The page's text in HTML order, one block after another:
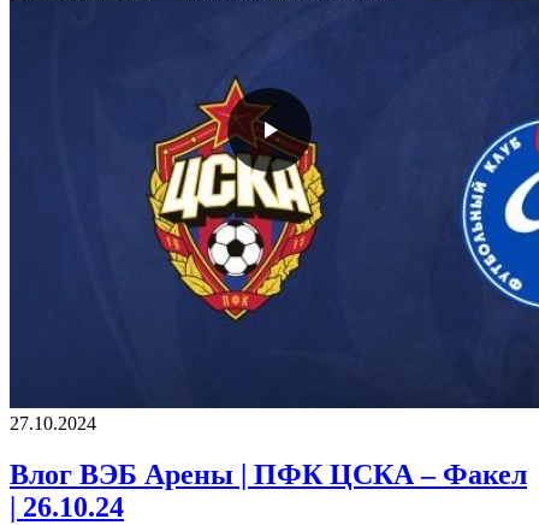
27.10.2024
Влог ВЭБ Арены | ПФК ЦСКА – Факел
| 26.10.24